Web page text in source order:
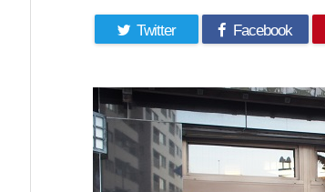
Twitter Facebook